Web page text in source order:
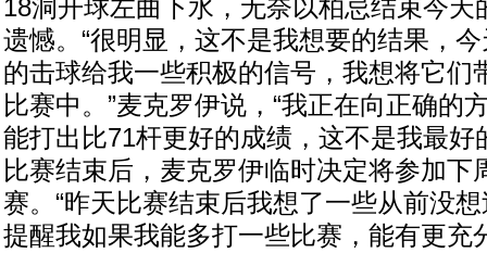
18洞开球左曲下水，无奈以柏忌结束今天
遗憾。“很明显，这不是我想要的结果，
的击球给我一些积极的信号，我想将它们
比赛中。”麦克罗伊说，“我正在向正确的
能打出比71杆更好的成绩，这不是我最好
比赛结束后，麦克罗伊临时决定将参加下
赛。“昨天比赛结束后我想了一些从前没
提醒我如果我能多打一些比赛，能有更充